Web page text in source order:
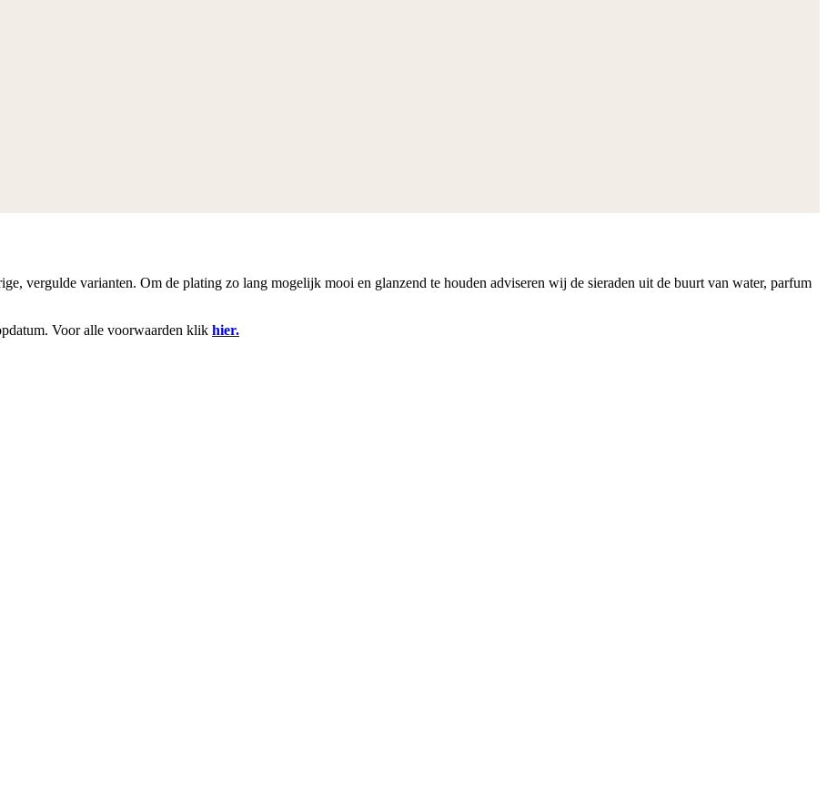
vergulde varianten. Om de plating zo lang mogelijk mooi en glanzend te houden adviseren wij de sieraden uit de buurt van water, parfum
Voor alle voorwaarden klik hier.